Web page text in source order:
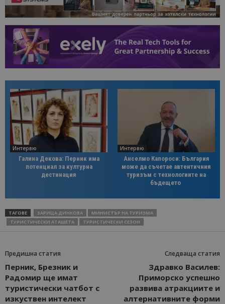
Интервю
Галина Декова: Перник има
потенциал за културна
дестинация
Интервю
Анселмо Капороси: България
може да съчетае автентичния
туризъм с технологиите на
бъдещето
ТАГОВЕ ЗАРИЦА ДИНКОВА
МИНИСТЪР НА ТУРИЗМА
ТУРИСТИЧЕСКИ АТАШЕТА
ТУРИСТИЧЕСКИ СЕЗОН
Предишна статия
Перник, Брезник и
Радомир ще имат
туристически чатбот с
изкуствен интелект
Следваща статия
Здравко Василев:
Приморско успешно
развива атракциите и
алтернативните форми